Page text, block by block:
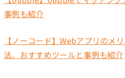
事例も紹介
【ノーコード】Webアプリのメ
法、おすすめツールと事例も紹介